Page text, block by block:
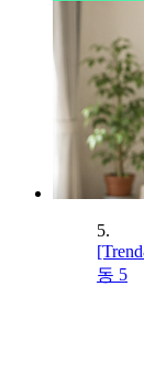
5.
동 5